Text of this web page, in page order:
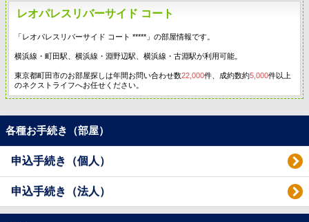
レオパレスリバーサイド コート
「レオパレスリバーサイド コート *****」の部屋情報です。
横浜線・町田駅、横浜線・淵野辺駅、横浜線・古淵駅が利用可能。
東京都町田市のお部屋探しは年間お問い合わせ数22,000件、成約数約5,000件以上
のネクストライフへお任せください。
各種お手続き（部屋）
申込手続き（個人）
申込手続き（法人）